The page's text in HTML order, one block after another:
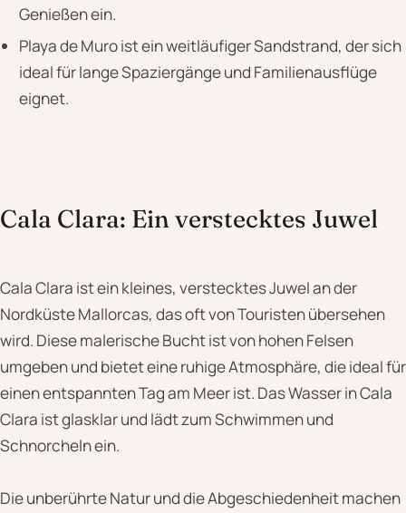
Genießen ein.
Playa de Muro ist ein weitläufiger Sandstrand, der sich
ideal für lange Spaziergänge und Familienausflüge
eignet.
Cala Clara: Ein verstecktes Juwel
Cala Clara ist ein kleines, verstecktes Juwel an der
Nordküste Mallorcas, das oft von Touristen übersehen
wird. Diese malerische Bucht ist von hohen Felsen
umgeben und bietet eine ruhige Atmosphäre, die ideal für
einen entspannten Tag am Meer ist. Das Wasser in Cala
Clara ist glasklar und lädt zum Schwimmen und
Schnorcheln ein.
Die unberührte Natur und die Abgeschiedenheit machen